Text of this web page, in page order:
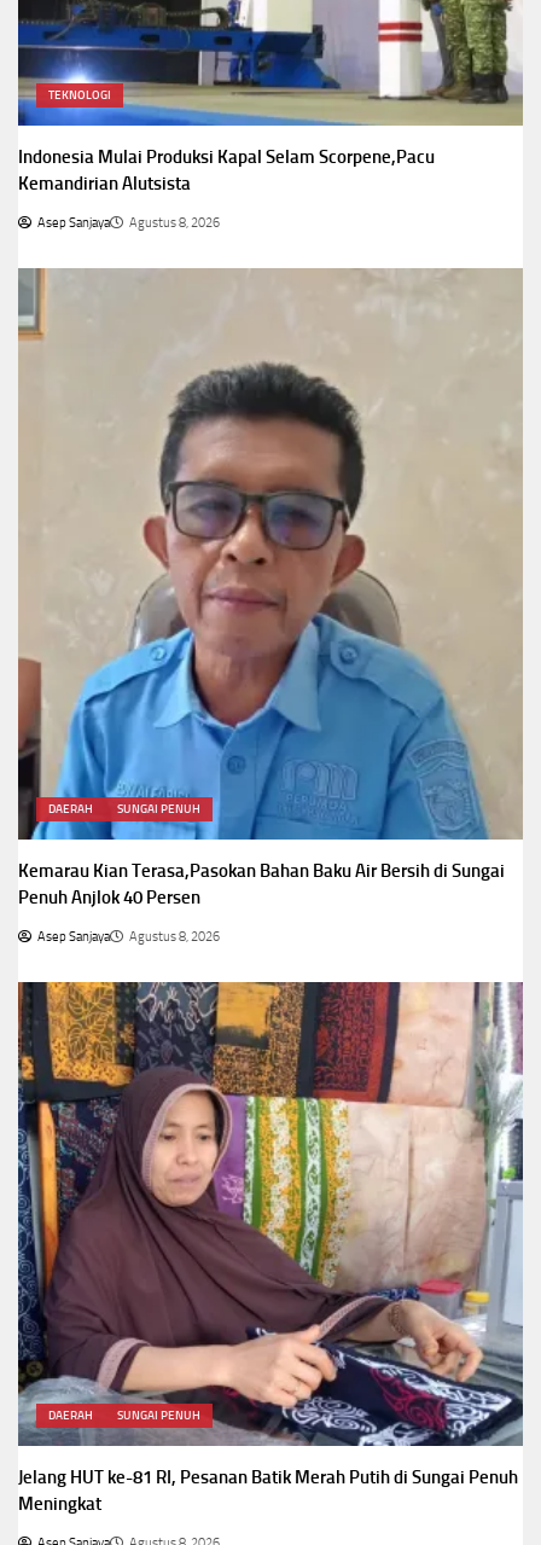
TEKNOLOGI
Indonesia Mulai Produksi Kapal Selam Scorpene,Pacu
Kemandirian Alutsista
Asep Sanjaya Agustus 8, 2026
DAERAH SUNGAI PENUH
Kemarau Kian Terasa,Pasokan Bahan Baku Air Bersih di Sungai
Penuh Anjlok 40 Persen
Asep Sanjaya Agustus 8, 2026
DAERAH SUNGAI PENUH
Jelang HUT ke-81 RI, Pesanan Batik Merah Putih di Sungai Penuh
Meningkat